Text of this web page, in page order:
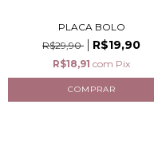
PLACA BOLO
R$29,90
R$19,90
R$18,91 com Pix